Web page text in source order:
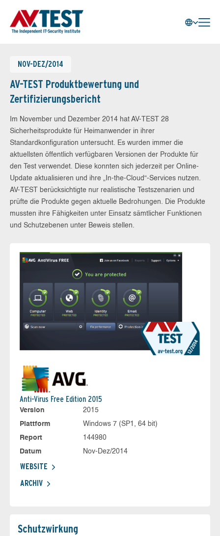
NOV-DEZ/2014
AV-TEST Produktbewertung und
Zertifizierungsbericht
Im November und Dezember 2014 hat AV-TEST 28
Sicherheitsprodukte für Heimanwender in ihrer
Standardkonfiguration untersucht. Es wurden immer die
aktuellsten öffentlich verfügbaren Versionen der Produkte für
den Test verwendet. Diese konnten sich jederzeit per Online-
Update aktualisieren und ihre „In-the-Cloud“-Services nutzen.
AV-TEST berücksichtigte nur realistische Testszenarien und
prüfte die Produkte gegen aktuelle Bedrohungen. Die Produkte
mussten ihre Fähigkeiten unter Einsatz sämtlicher Funktionen
und Schutzebenen unter Beweis stellen.
Anti-Virus Free Edition 2015
Version
2015
Plattform
Windows 7 (SP1, 64 bit)
Report
144980
Datum
Nov-Dez/2014
WEBSITE
ARCHIV
Schutz­wirkung